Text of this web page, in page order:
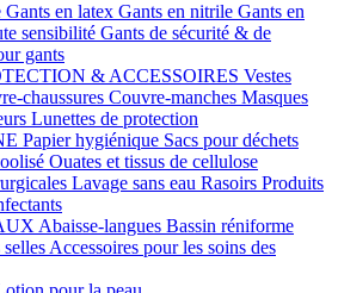
Gants en latex Gants en nitrile Gants en
sensibilité Gants de sécurité & de
gants
& ACCESSOIRES Vestes
chaussures Couvre-manches Masques
Lunettes de protection
Papier hygiénique Sacs pour déchets
Ouates et tissus de cellulose
Lavage sans eau Rasoirs Produits
Abaisse-langues Bassin réniforme
Accessoires pour les soins des